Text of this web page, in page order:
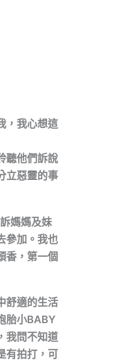
，我心想這
聽他們訴說
立惡靈的事
媽媽及妹
參加。我也
香，第一個
舒適的生活
胎小BABY
我問不知道
有拍打，可